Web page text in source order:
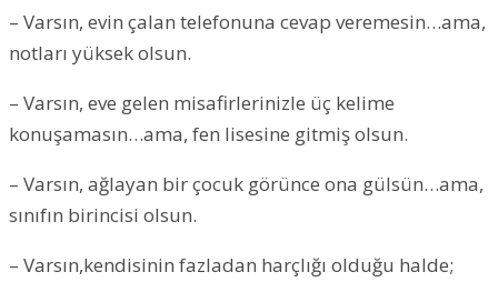
– Varsın, evin çalan telefonuna cevap veremesin…ama,
notları yüksek olsun.
– Varsın, eve gelen misafirlerinizle üç kelime
konuşamasın…ama, fen lisesine gitmiş olsun.
– Varsın, ağlayan bir çocuk görünce ona gülsün…ama,
sınıfın birincisi olsun.
– Varsın,kendisinin fazladan harçlığı olduğu halde;